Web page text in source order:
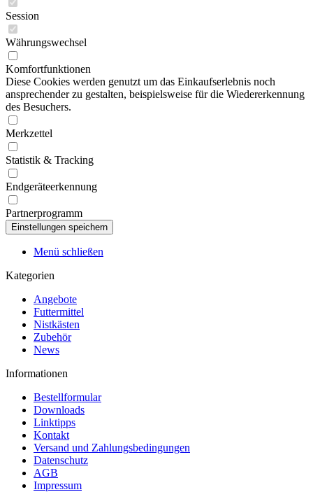
Session
Währungswechsel
Komfortfunktionen
Diese Cookies werden genutzt um das Einkaufserlebnis noch
ansprechender zu gestalten, beispielsweise für die Wiedererkennung
des Besuchers.
Merkzettel
Statistik & Tracking
Endgeräteerkennung
Partnerprogramm
Menü schließen
Kategorien
Angebote
Futtermittel
Nistkästen
Zubehör
News
Informationen
Bestellformular
Downloads
Linktipps
Kontakt
Versand und Zahlungsbedingungen
Datenschutz
AGB
Impressum